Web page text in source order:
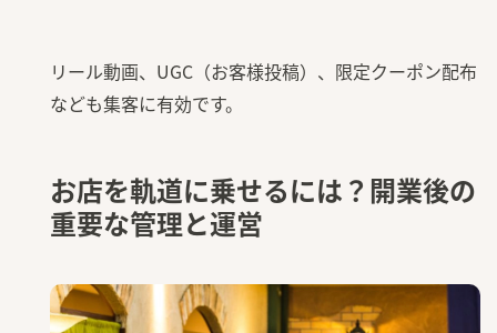
リール動画、UGC（お客様投稿）、限定クーポン配布
なども集客に有効です。
お店を軌道に乗せるには？開業後の
重要な管理と運営